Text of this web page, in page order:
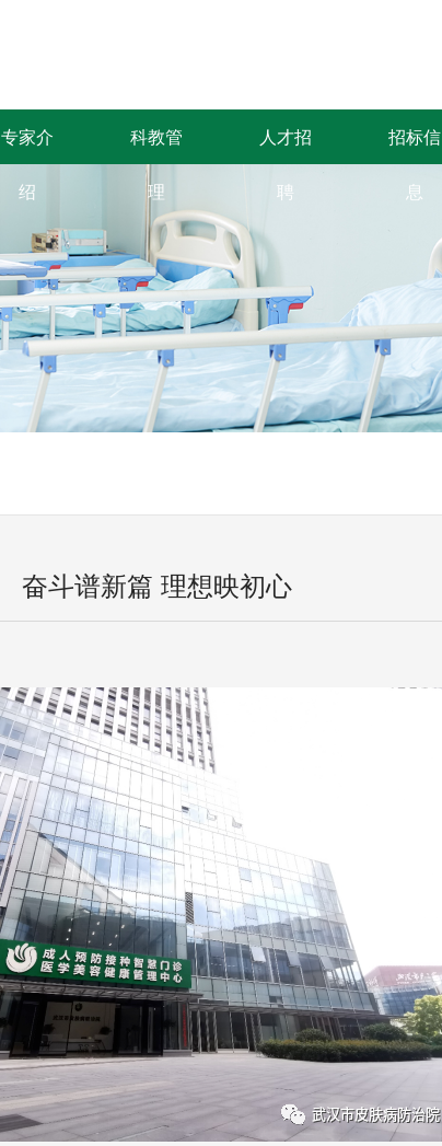
专家介
绍
科教管
理
人才招
聘
招标信
息
奋斗谱新篇 理想映初心